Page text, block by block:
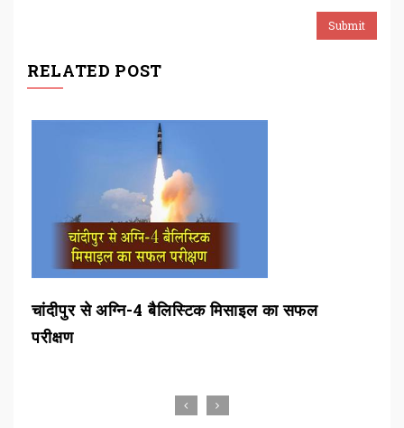
RELATED POST
चांदीपुर से अग्नि-4 बैलिस्टिक मिसाइल का सफल
परीक्षण